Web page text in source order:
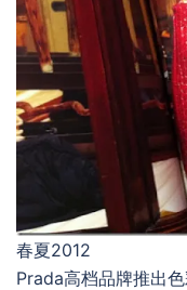
春夏2012
Prada高档品牌推出